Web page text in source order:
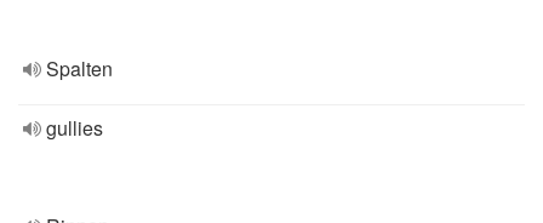
Spalten
gullies